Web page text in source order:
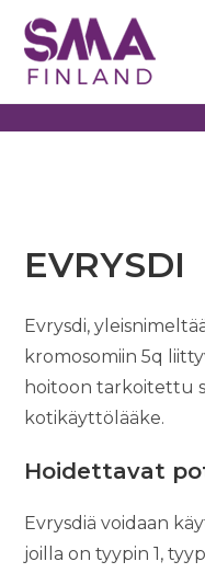
suoraan
sisältöön
EVRYSDI
Evrysdi,
kromosomiin 5q
hoitoon tarkoitettu
kotikäyttölääke.
Hoidettavat
Evrysdiä voidaan
joilla on tyypin 1,